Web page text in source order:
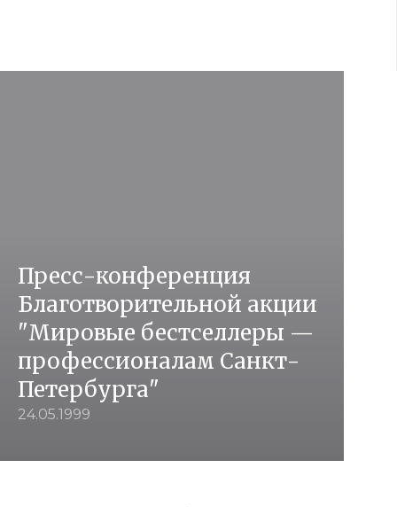
Пресс-конференция
Благотворительной акции
"Мировые бестселлеры —
профессионалам Санкт-
Петербурга"
24.05.1999